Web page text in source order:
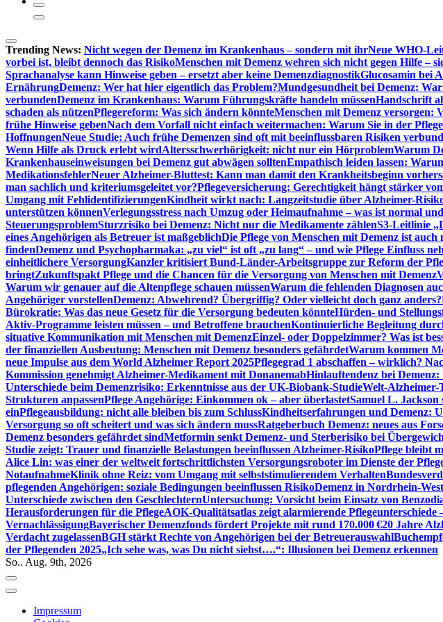
Trending News: Nicht wegen der Demenz im Krankenhaus – sondern mit ihrNeue WHO-
vorbei ist, bleibt dennoch das RisikoMenschen mit Demenz wehren sich nicht gegen Hilfe –
Sprachanalyse kann Hinweise geben – ersetzt aber keine DemenzdiagnostikGlucosamin bei
ErnährungDemenz: Wer hat hier eigentlich das Problem?Mundgesundheit bei Demenz:
verbundenDemenz im Krankenhaus: Warum Führungskräfte handeln müssenHandschrift
schaden als nützenPflegereform: Was sich ändern könnteMenschen mit Demenz versorgen:
frühe Hinweise gebenNach dem Vorfall nicht einfach weitermachen: Warum Sie in der
HoffnungenNeue Studie: Auch frühe Demenzen sind oft mit beeinflussbaren Risiken
Wenn Hilfe als Druck erlebt wirdAltersschwerhörigkeit: nicht nur ein HörproblemWarum
Krankenhauseinweisungen bei Demenz gut abwägen solltenEmpathisch leiden lassen:
MedikationsfehlerNeuer Alzheimer-Bluttest: Kann man damit den Krankheitsbeginn
man sachlich und kriteriumsgeleitet vor?Pflegeversicherung: Gerechtigkeit hängt stärker
Umgang mit FehlidentifizierungenKindheit wirkt nach: Langzeitstudie über Alzheimer-
unterstützen könnenVerlegungsstress nach Umzug oder Heimaufnahme – was ist normal
SteuerungsproblemSturzrisiko bei Demenz: Nicht nur die Medikamente zählenS3-Leitlinie
eines Angehörigen als Betreuer ist maßgeblichDie Pflege von Menschen mit Demenz ist
findenDemenz und Psychopharmaka: „zu viel“ ist oft „zu lang“ – und wie Pflege Einfluss
einheitlichere VersorgungKanzler kritisiert Bund-Länder-Arbeitsgruppe zur Reform der
bringtZukunftspakt Pflege und die Chancen für die Versorgung von Menschen mit Demenz
Warum wir genauer auf die Altenpflege schauen müssenWarum die fehlenden Diagnosen
Angehöriger vorstellenDemenz: Abwehrend? Übergriffig? Oder vielleicht doch ganz anders?
Bürokratie: Was das neue Gesetz für die Versorgung bedeuten könnteHürden- und
Aktiv-Programme leisten müssen – und Betroffene brauchenKontinuierliche Begleitung
situative Kommunikation mit Menschen mit DemenzEinzel- oder Doppelzimmer? Was ist
der finanziellen Ausbeutung: Menschen mit Demenz besonders gefährdetWarum kommen
neue Impulse aus dem World Alzheimer Report 2025Pflegegrad 1 abschaffen – wirklich?
Kommission genehmigt Alzheimer-Medikament mit DonanemabHinlauftendenz bei Demenz:
Unterschiede beim Demenzrisiko: Erkenntnisse aus der UK-Biobank-StudieWelt-Alzheimer-
Strukturen anpassenPflege Angehörige: Einkommen ok – aber überlastetSamuel L. Jackson
einPflegeausbildung: nicht alle bleiben bis zum SchlussKindheitserfahrungen und Demenz:
Versorgung so oft scheitert und was sich ändern mussRatgeberbuch Demenz: neues aus
Demenz besonders gefährdet sindMetformin senkt Demenz- und Sterberisiko bei
Studie zeigt: Trauer und finanzielle Belastungen beeinflussen Alzheimer-RisikoPflege bleibt
Alice Lin: was einer der weltweit fortschrittlichsten Versorgungsroboter im Dienste der
NotaufnahmeKlinik ohne Reiz: vom Umgang mit selbststimulierendem Verhalten
pflegenden Angehörigen: soziale Bedingungen beeinflussen RisikoDemenz in Nordrhein-
Unterschiede zwischen den GeschlechternUntersuchung: Vorsicht beim Einsatz von
Herausforderungen für die PflegeAOK-Qualitätsatlas zeigt alarmierende
VernachlässigungBayerischer Demenzfonds fördert Projekte mit rund 170.000 €20 Jahre
Verdacht zugelassenBGH stärkt Rechte von Angehörigen bei der Betreuerauswahl
der Pflegenden 2025„Ich sehe was, was Du nicht siehst….“: Illusionen bei Demenz erkennen
So.. Aug. 9th, 2026
Impressum